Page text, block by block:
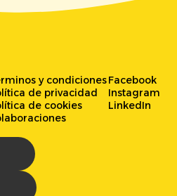
y condiciones
de privacidad
de cookies
Facebook
Instagram
LinkedIn